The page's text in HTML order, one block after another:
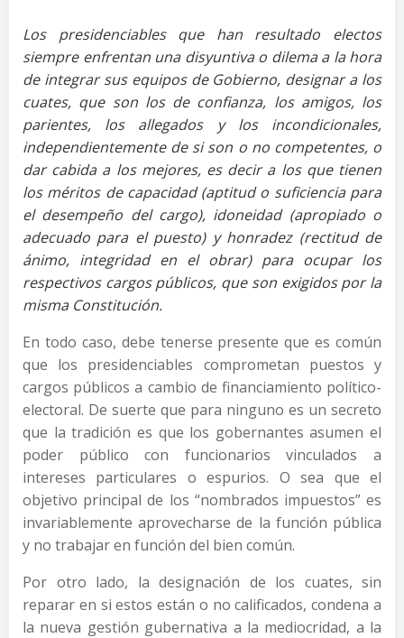
Los presidenciables que han resultado electos
siempre enfrentan una disyuntiva o dilema a la hora
de integrar sus equipos de Gobierno, designar a los
cuates, que son los de confianza, los amigos, los
parientes, los allegados y los incondicionales,
independientemente de si son o no competentes, o
dar cabida a los mejores, es decir a los que tienen
los méritos de capacidad (aptitud o suficiencia para
el desempeño del cargo), idoneidad (apropiado o
adecuado para el puesto) y honradez (rectitud de
ánimo, integridad en el obrar) para ocupar los
respectivos cargos públicos, que son exigidos por la
misma Constitución.
En todo caso, debe tenerse presente que es común
que los presidenciables comprometan puestos y
cargos públicos a cambio de financiamiento político-
electoral. De suerte que para ninguno es un secreto
que la tradición es que los gobernantes asumen el
poder público con funcionarios vinculados a
intereses particulares o espurios. O sea que el
objetivo principal de los “nombrados impuestos” es
invariablemente aprovecharse de la función pública
y no trabajar en función del bien común.
Por otro lado, la designación de los cuates, sin
reparar en si estos están o no calificados, condena a
la nueva gestión gubernativa a la mediocridad, a la